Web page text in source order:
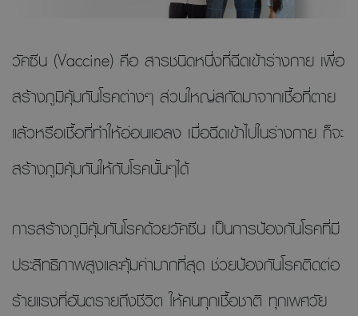
วัคซีน (Vaccine) คือ สารชนิดหนึ่งที่ฉีดเข้าร่างกาย เพื่อ
สร้างภูมิคุ้มกันโรคต่างๆ ส่วนใหญ่สกัดมาจากเชื้อที่ตาย
แล้วหรือเชื้อที่ทำให้อ่อนแอลง เมื่อฉีดเข้าไปในร่างกาย ก็จะ
สร้างภูมิคุ้มกันให้กับโรคนั้นๆได้
การสร้างภูมิคุ้มกันโรคด้วยวัคซีน เป็นการป้องกันโรคที่มี
ประสิทธิภาพสูงและคุ้มค่ามากที่สุด ช่วยป้องกันโรคติดต่อ
ร้ายแรงที่อันตรายถึงชีวิต ให้คนทุกเชื้อชาติ ทุกเพศวัย